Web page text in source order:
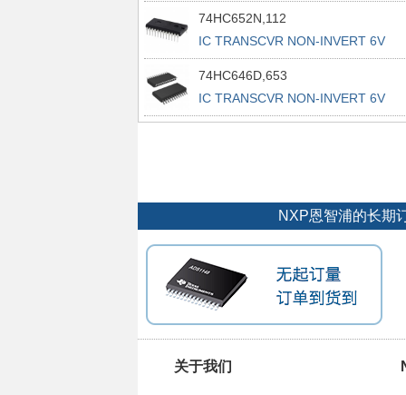
74HC652N,112
IC TRANSCVR NON-INVERT 6V
24DIP
74HC646D,653
IC TRANSCVR NON-INVERT 6V
24SO
NXP恩智浦的长期
关于我们